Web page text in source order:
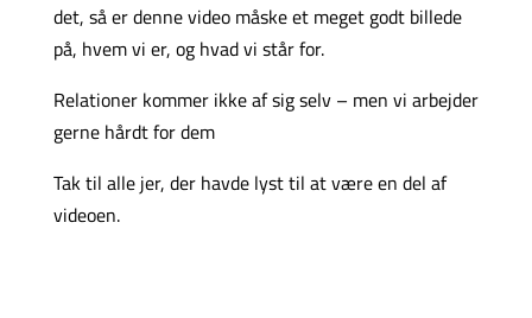
det, så er denne video måske et meget godt billede
på, hvem vi er, og hvad vi står for.
Relationer kommer ikke af sig selv – men vi arbejder
gerne hårdt for dem
Tak til alle jer, der havde lyst til at være en del af
videoen.